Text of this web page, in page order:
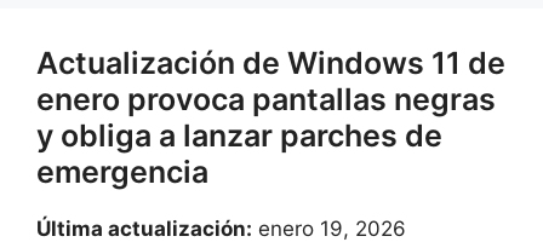
Actualización de Windows 11 de
enero provoca pantallas negras
y obliga a lanzar parches de
emergencia
Última actualización: enero 19, 2026